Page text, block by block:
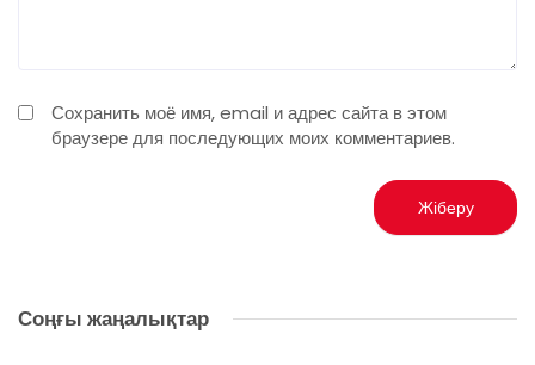
Сохранить моё имя, email и адрес сайта в этом
браузере для последующих моих комментариев.
Соңғы жаңалықтар